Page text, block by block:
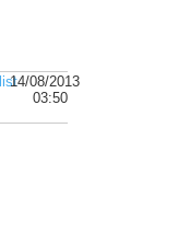
14/08/2013
03:50